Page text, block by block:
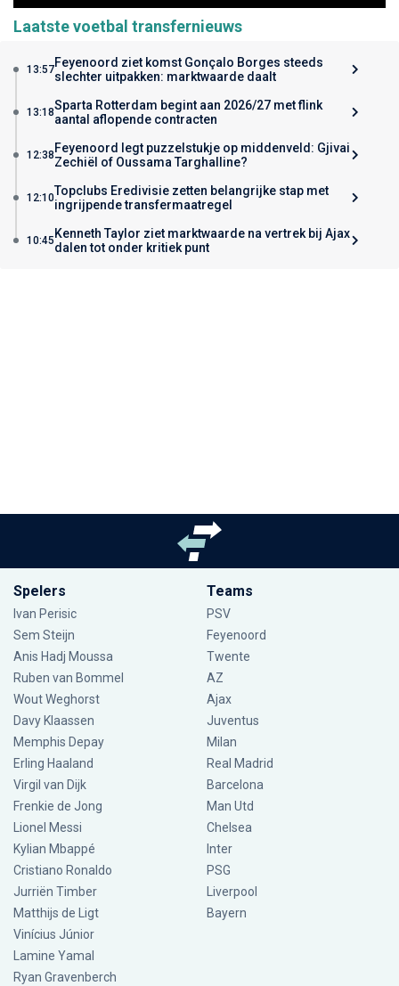
Laatste voetbal transfernieuws
13:57Feyenoord ziet komst Gonçalo Borges steeds
slechter uitpakken: marktwaarde daalt
13:18Sparta Rotterdam begint aan 2026/27 met flink
aantal aflopende contracten
12:38 Feyenoord legt puzzelstukje op middenveld: Gjivai
Zechiël of Oussama Targhalline?
12:10Topclubs Eredivisie zetten belangrijke stap met
ingrijpende transfermaatregel
10:45 Kenneth Taylor ziet marktwaarde na vertrek bij Ajax
dalen tot onder kritiek punt
Spelers
Ivan Perisic
Sem Steijn
Anis Hadj Moussa
Ruben van Bommel
Wout Weghorst
Davy Klaassen
Memphis Depay
Erling Haaland
Virgil van Dijk
Frenkie de Jong
Lionel Messi
Kylian Mbappé
Cristiano Ronaldo
Jurriën Timber
Matthijs de Ligt
Vinícius Júnior
Lamine Yamal
Ryan Gravenberch
Teams
PSV
Feyenoord
Twente
AZ
Ajax
Juventus
Milan
Real Madrid
Barcelona
Man Utd
Chelsea
Inter
PSG
Liverpool
Bayern